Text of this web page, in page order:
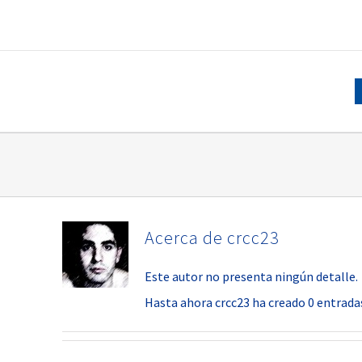
Acerca de crcc23
Este autor no presenta ningún detalle.
Hasta ahora crcc23 ha creado 0